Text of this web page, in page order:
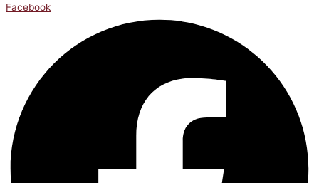
Facebook